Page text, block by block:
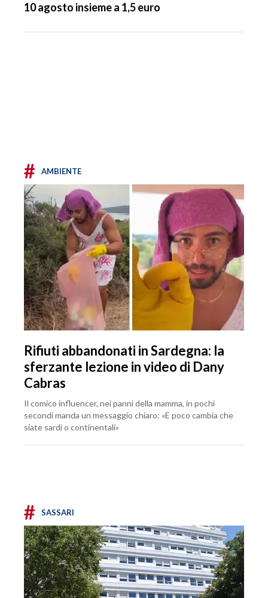
10 agosto insieme a 1,5 euro
# AMBIENTE
Rifiuti abbandonati in Sardegna: la
sferzante lezione in video di Dany
Cabras
Il comico influencer, nei panni della mamma, in pochi
secondi manda un messaggio chiaro: «E poco cambia che
siate sardi o continentali»
# SASSARI